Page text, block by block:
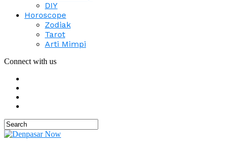
DIY
Horoscope
Zodiak
Tarot
Arti Mimpi
Connect with us